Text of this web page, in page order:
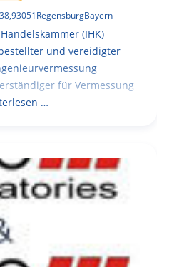
,93051RegensburgBayern
(IHK)
und vereidigter
für Vermessung
…